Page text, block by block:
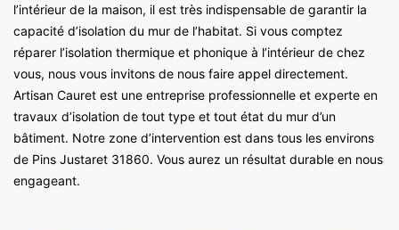
l’intérieur de la maison, il est très indispensable de garantir la
capacité d’isolation du mur de l’habitat. Si vous comptez
réparer l’isolation thermique et phonique à l’intérieur de chez
vous, nous vous invitons de nous faire appel directement.
Artisan Cauret est une entreprise professionnelle et experte en
travaux d’isolation de tout type et tout état du mur d’un
bâtiment. Notre zone d’intervention est dans tous les environs
de Pins Justaret 31860. Vous aurez un résultat durable en nous
engageant.